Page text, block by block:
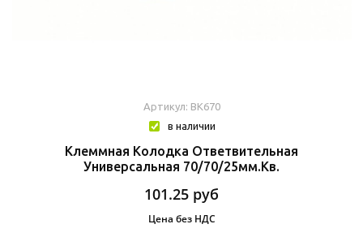
Артикул: BK670
в наличии
Клеммная Колодка Ответвительная
Универсальная 70/70/25мм.кв.
101.25 руб
Цена без НДС